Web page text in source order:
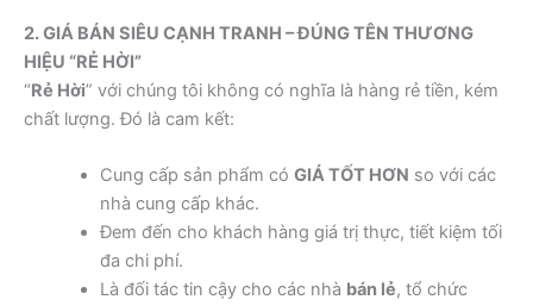
2. GIÁ BÁN SIÊU CẠNH TRANH – ĐÚNG TÊN THƯƠNG
HIỆU “RẺ HỜI”
“Rẻ Hời” với chúng tôi không có nghĩa là hàng rẻ tiền, kém
chất lượng. Đó là cam kết:
Cung cấp sản phẩm có GIÁ TỐT HƠN so với các
nhà cung cấp khác.
Đem đến cho khách hàng giá trị thực, tiết kiệm tối
đa chi phí.
Là đối tác tin cậy cho các nhà bán lẻ, tổ chức